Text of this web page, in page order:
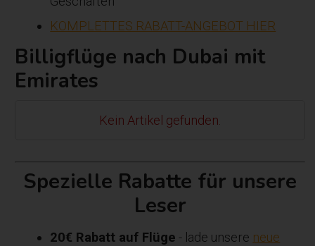
KOMPLETTES RABATT-ANGEBOT HIER
Billigflüge nach Dubai mit
Emirates
Kein Artikel gefunden.
Spezielle Rabatte für unsere
Leser
20€ Rabatt auf Flüge - lade unsere neue